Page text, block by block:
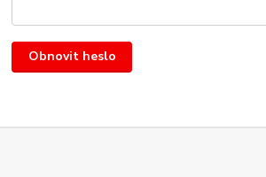
Obnovit heslo